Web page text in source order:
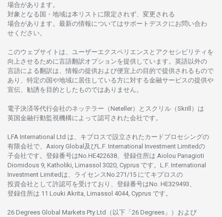
場合があります。
対象となる国 ・ 地域は本 リストに限定さ れず、 変更さ れる
場合があります。 最新の情報についてはサポートデスクに お問い合わ
せくださ い。
このウェブサイトは、 ユーザーエクスペリエンスと アクセシビリティを
向上さ せるために言語翻訳オプションを提供しています。 英語以外の
言語に よる翻訳は、 情報の提供および便宜上の目的で提供さ れるもので
あり、 特定の国や地域に 居住している方に対する金融サービスの提供や
宣伝、 勧誘を 目的としたものではありません。
電子決済等代行会社のネッテラー （Neteller）と スクリル （Skrill）は
英国金融行動監視機構に よって認可さ れた会社です。
LFA International Ltd は、 キプロスで設立さ れた カードプロセシングの
有限会社で、Axiory Global及びL.F. International Investment Limitedの
子会社です。 登録番号はNo.HE422638、 登録住所は Aiolou Panagioti
Diomidous 9, Katholiki, Limassol 3020, Cyprus です。L.F. International
Investment Limitedは、 ライセンスNo.271/15 にてキプロスの
投資会社として許認可を受けており、 登録番号はNo. HE329493、
登録住所は 11 Louki Akrita, Limassol 4044, Cyprus です。
26 Degrees Global Markets Pty Ltd（以下「26 Degrees」） および